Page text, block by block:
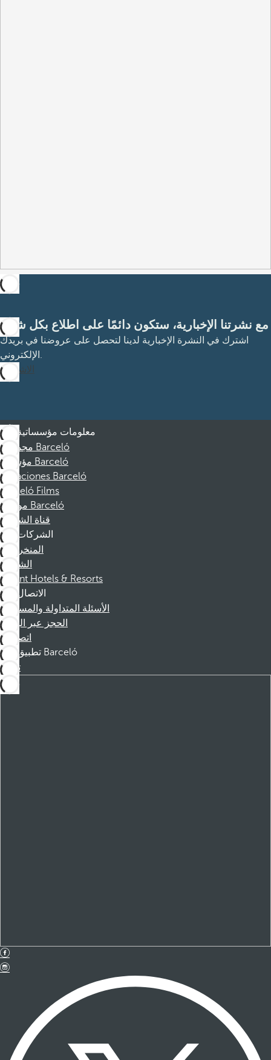
مع نشرتنا الإخبارية، ستكون دائمًا على اطلاع بكل شيء
اشترك في النشرة الإخبارية لدينا لتحصل على عروضنا في بريدك
الإلكتروني.
الاشتراك
معلومات مؤسساتية
مجموعة Barceló
مؤسسة Barceló
Vacaciones Barceló
Barceló Films
موظفو Barceló
قناة الشكوى
الشركات
المنخرطين
الشركاء
Dorint Hotels & Resorts
الاتصال
الأسئلة المتداولة والمساعدة
الحجز عبر الهاتف
اتصل بنا
تطبيق Barceló
تنزيل